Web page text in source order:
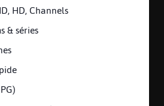
HD, Channels
& séries